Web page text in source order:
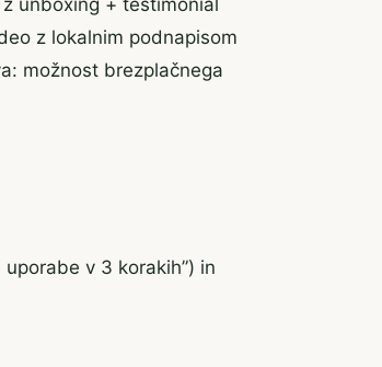
unboxing + testimonial
z lokalnim podnapisom
možnost brezplačnega
v 3 korakih”) in